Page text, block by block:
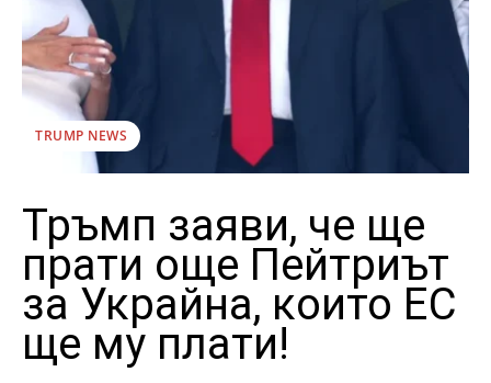
TRUMP NEWS
Тръмп заяви, че ще
прати още Пейтриът
за Украйна, които ЕС
ще му плати!